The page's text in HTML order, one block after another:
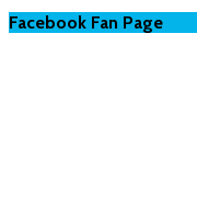
Facebook Fan Page